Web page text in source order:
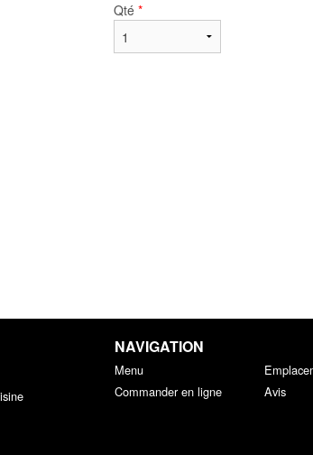
Qté *
NAVIGATION
Menu
Commander en ligne
Avis